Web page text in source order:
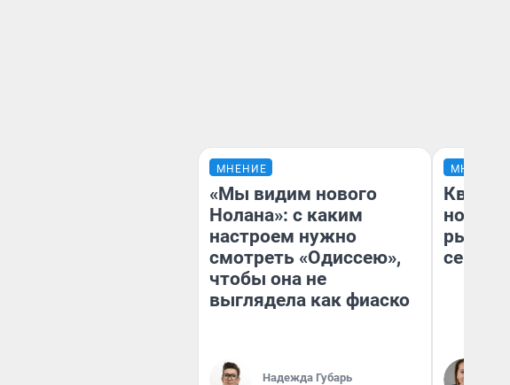
МНЕНИЕ
«Мы видим нового
Нолана»: с каким
настроем нужно
смотреть «Одиссею»,
чтобы она не
выглядела как фиаско
Надежда Губарь
МНЕНИЕ
но
рынок